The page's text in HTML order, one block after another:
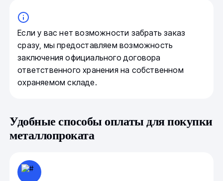
Если у вас нет возможности забрать заказ
сразу, мы предоставляем возможность
заключения официального договора
ответственного хранения на собственном
охраняемом складе.
Удобные способы оплаты для покупки
металлопроката